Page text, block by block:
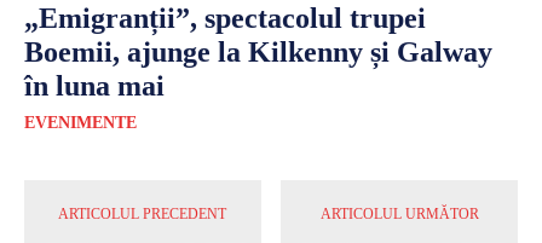
„Emigranții”, spectacolul trupei
Boemii, ajunge la Kilkenny și Galway
în luna mai
EVENIMENTE
ARTICOLUL PRECEDENT ARTICOLUL URMĂTOR